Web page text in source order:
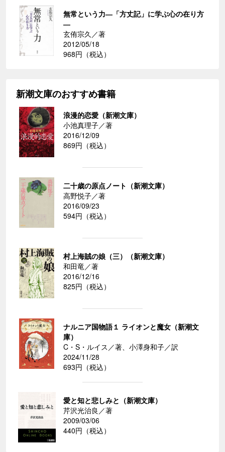
無常という力―「方丈記」に学ぶ心の在り方
―
玄侑宗久／著
2012/05/18
968円（税込）
新潮文庫のおすすめ書籍
浪漫的恋愛（新潮文庫）
小池真理子／著
2016/12/09
869円（税込）
二十歳の原点ノート（新潮文庫）
高野悦子／著
2016/09/23
594円（税込）
村上海賊の娘（三）（新潮文庫）
和田竜／著
2016/12/16
825円（税込）
ナルニア国物語１ ライオンと魔女（新潮文
庫）
C・S・ルイス／著、小澤身和子／訳
2024/11/28
693円（税込）
愛と知と悲しみと（新潮文庫）
芹沢光治良／著
2009/03/06
440円（税込）